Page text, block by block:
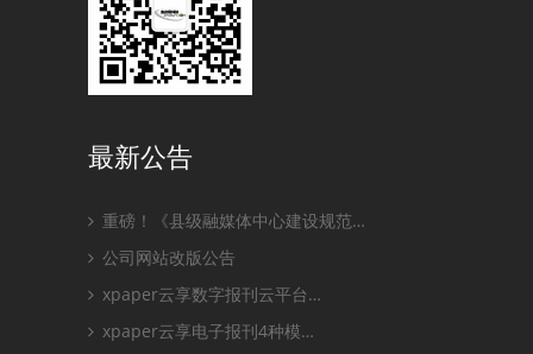
最新公告
重磅！《县级融媒体中心建设规范…
公司网站改版公告
xpaper云享数字报刊云平台…
xpaper云享电子报刊4种模…